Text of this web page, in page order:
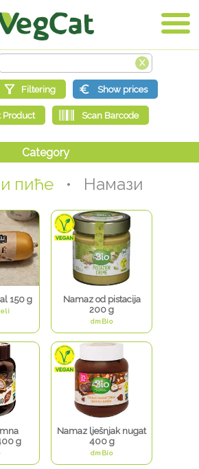
пиће• Намази
150 g
Namaz od pistacija
200 g
dmBio
g
Namaz lješnjak nugat
400 g
dmBio